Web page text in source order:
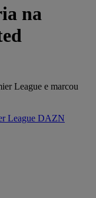
na
League e marcou
League DAZN